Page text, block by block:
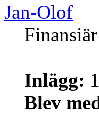
Jan-Olof
Inlägg:
Blev